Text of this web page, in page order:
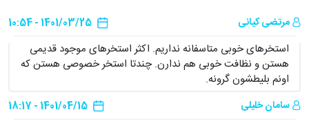
مرتضی کیانی 1401/03/25 - 10:54
استخرهای خوبی متاسفانه نداریم. اکثر استخرهای موجود قدیمی
هستن و نظافت خوبی هم ندارن. چندتا استخر خصوصی هستن که
اونم بلیطشون گرونه.
سامان خلیلی 1401/04/15 - 18:17